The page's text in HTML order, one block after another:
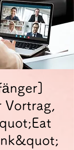
Vortrag,